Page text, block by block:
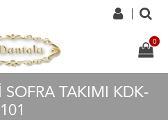
SOFRA TAKIMI KDK-
101